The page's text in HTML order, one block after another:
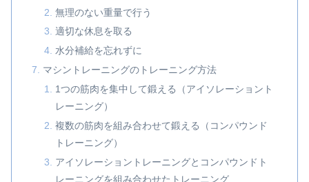
無理のない重量で行う
適切な休息を取る
水分補給を忘れずに
マシントレーニングのトレーニング方法
1つの筋肉を集中して鍛える（アイソレーショント
レーニング）
複数の筋肉を組み合わせて鍛える（コンパウンド
トレーニング）
アイソレーショントレーニングとコンパウンドト
レーニングを組み合わせたトレーニング